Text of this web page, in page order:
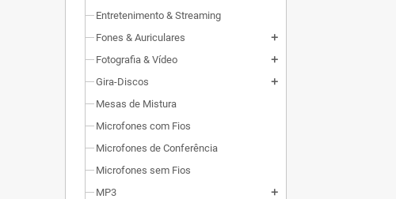
Entretenimento & Streaming
Fones & Auriculares
add
Fotografia & Vídeo add
Gira-Discos add
Mesas de Mistura
Microfones com Fios
Microfones de Conferência
Microfones sem Fios
MP3
add